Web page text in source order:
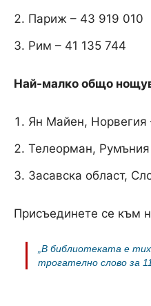
Париж – 43 919 010
Рим – 41 135 744
Най-малко общо
Ян Майен, Норвегия
Телеорман,
Засавска област,
Присъединете се към
„В библиотеката е
трогателно слово за